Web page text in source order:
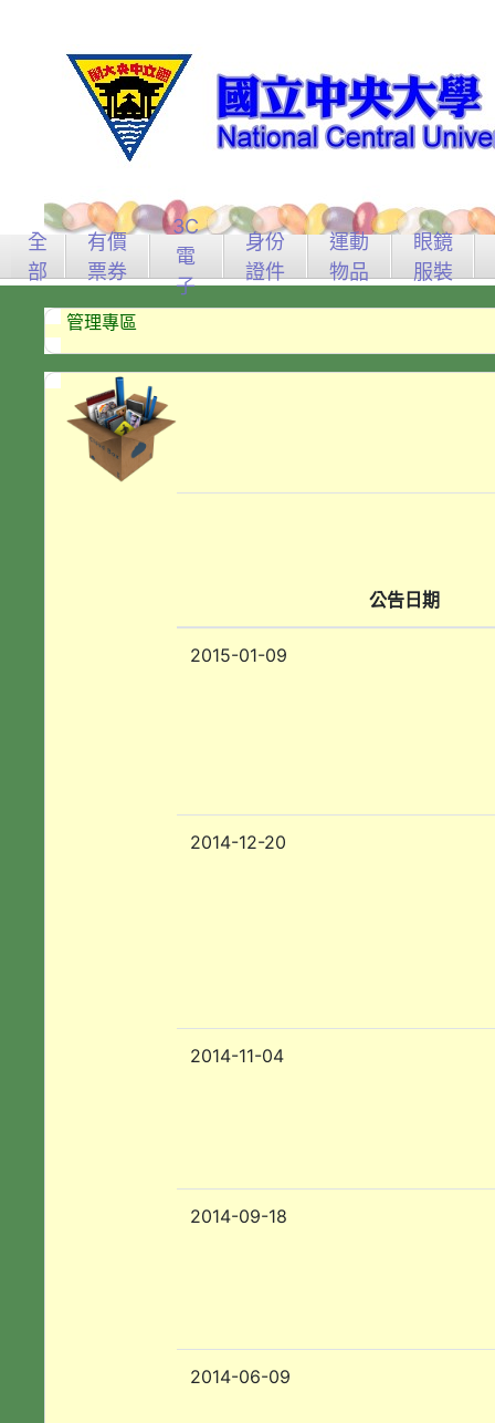
全
部
有價
票券
3C
電
子
身份
證件
運動
物品
眼鏡
服裝
管理專區
公告日期
2015-01-09
2014-12-20
2014-11-04
2014-09-18
2014-06-09